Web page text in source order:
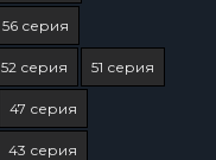
56 серия
52 серия 51 серия
47 серия
43 серия